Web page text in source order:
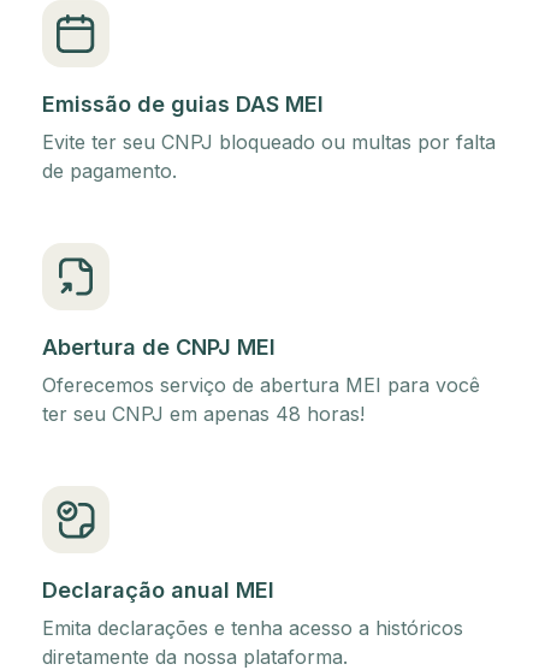
Emissão de guias DAS MEI
Evite ter seu CNPJ bloqueado ou multas por falta
de pagamento.
Abertura de CNPJ MEI
Oferecemos serviço de abertura MEI para você
ter seu CNPJ em apenas 48 horas!
Declaração anual MEI
Emita declarações e tenha acesso a históricos
diretamente da nossa plataforma.